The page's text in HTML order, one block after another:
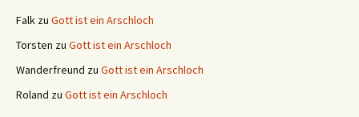
Falk zu Gott ist ein Arschloch
Torsten zu Gott ist ein Arschloch
Wanderfreund zu Gott ist ein Arschloch
Roland zu Gott ist ein Arschloch